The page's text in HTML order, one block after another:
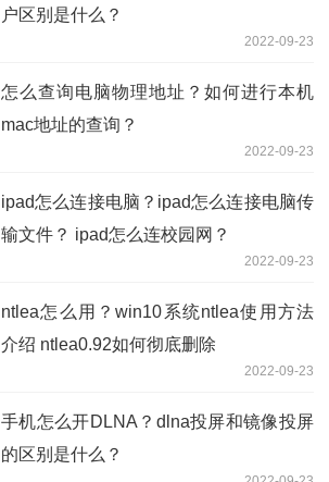
户区别是什么？
2022-09-23
怎么查询电脑物理地址？如何进行本机
mac地址的查询？
2022-09-23
ipad怎么连接电脑？ipad怎么连接电脑传
输文件？ ipad怎么连校园网？
2022-09-23
ntlea怎么用？win10系统ntlea使用方法
介绍 ntlea0.92如何彻底删除
2022-09-23
手机怎么开DLNA？dlna投屏和镜像投屏
的区别是什么？